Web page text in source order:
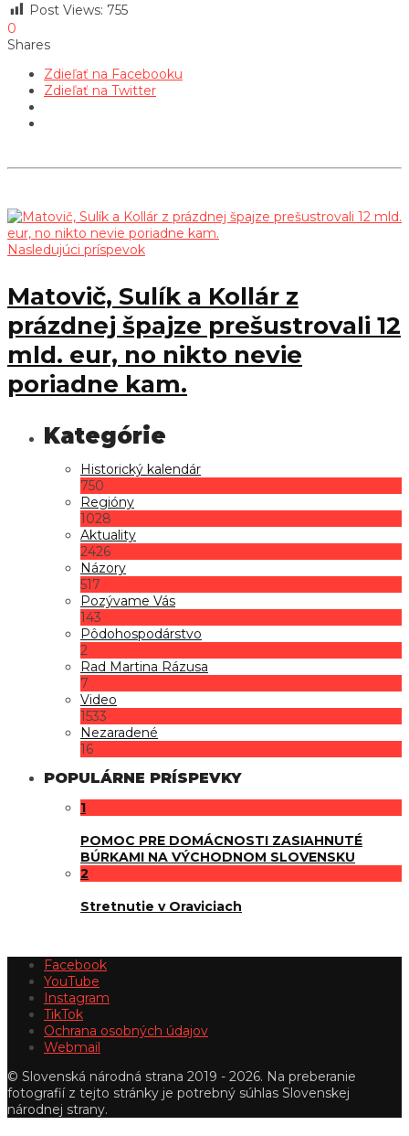
Post Views: 755
0
Shares
Zdieľať na Facebooku
Zdieľať na Twitter
Nasledujúci príspevok
Matovič, Sulík a Kollár z
prázdnej špajze prešustrovali 12
mld. eur, no nikto nevie
poriadne kam.
Historický kalendár
750
Regióny
1028
Aktuality
2426
Názory
517
Pozývame Vás
143
Pôdohospodárstvo
2
Rad Martina Rázusa
7
Video
1533
Nezaradené
16
POPULÁRNE PRÍSPEVKY
1
POMOC PRE DOMÁCNOSTI ZASIAHNUTÉ
BÚRKAMI NA VÝCHODNOM SLOVENSKU
2
Stretnutie v Oraviciach
Facebook
YouTube
Instagram
TikTok
Ochrana osobných údajov
Webmail
© Slovenská národná strana 2019 - 2026. Na preberanie
fotografií z tejto stránky je potrebný súhlas Slovenskej
národnej strany.